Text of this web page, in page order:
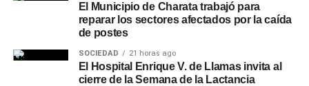
El Municipio de Charata trabajó para
reparar los sectores afectados por la caída
de postes
SOCIEDAD 21 horas ago
El Hospital Enrique V. de Llamas invita al
cierre de la Semana de la Lactancia